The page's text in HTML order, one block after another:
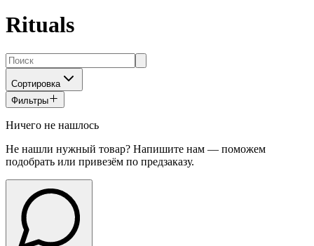
Rituals
Сортировка
Фильтры
Ничего не нашлось
Не нашли нужный товар? Напишите нам — поможем
подобрать или привезём по предзаказу.